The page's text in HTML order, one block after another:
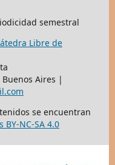
semestral
Libre de
Buenos Aires |
se encuentran
BY-NC-SA 4.0